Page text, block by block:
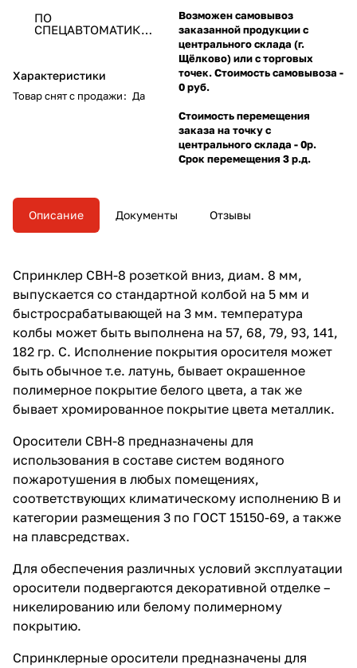
ПО
СПЕЦАВТОМАТИКА
Характеристики
Товар снят с продажи: Да
Возможен самовывоз
заказанной продукции с
центрального склада (г.
Щёлково) или с торговых
точек. Стоимость самовывоза -
0 руб.
Стоимость перемещения
заказа на точку с
центрального склада - 0р.
Срок перемещения 3 р.д.
Описание Документы Отзывы
Спринклер СВН-8 розеткой вниз, диам. 8 мм,
выпускается со стандартной колбой на 5 мм и
быстросрабатывающей на 3 мм. температура
колбы может быть выполнена на 57, 68, 79, 93, 141,
182 гр. С. Исполнение покрытия оросителя может
быть обычное т.е. латунь, бывает окрашенное
полимерное покрытие белого цвета, а так же
бывает хромированное покрытие цвета металлик.
Оросители СВН-8 предназначены для
использования в составе систем водяного
пожаротушения в любых помещениях,
соответствующих климатическому исполнению В и
категории размещения 3 по ГОСТ 15150-69, а также
на плавсредствах.
Для обеспечения различных условий эксплуатации
оросители подвергаются декоративной отделке –
никелированию или белому полимерному
покрытию.
Спринклерные оросители предназначены для